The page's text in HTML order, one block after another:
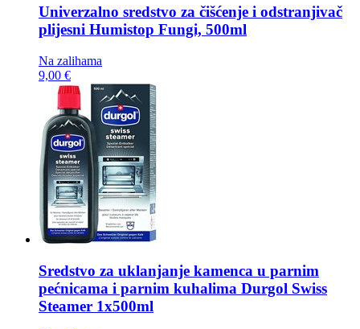
Univerzalno sredstvo za čišćenje i odstranjivač
plijesni Humistop Fungi, 500ml
Na zalihama
9,00 €
Sredstvo za uklanjanje kamenca u parnim
pećnicama i parnim kuhalima Durgol Swiss
Steamer 1x500ml